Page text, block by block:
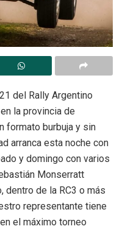
del Rally Argentino
la provincia de
formato burbuja y sin
arranca esta noche con
y domingo con varios
Monserratt
dentro de la RC3 o más
representante tiene
el máximo torneo